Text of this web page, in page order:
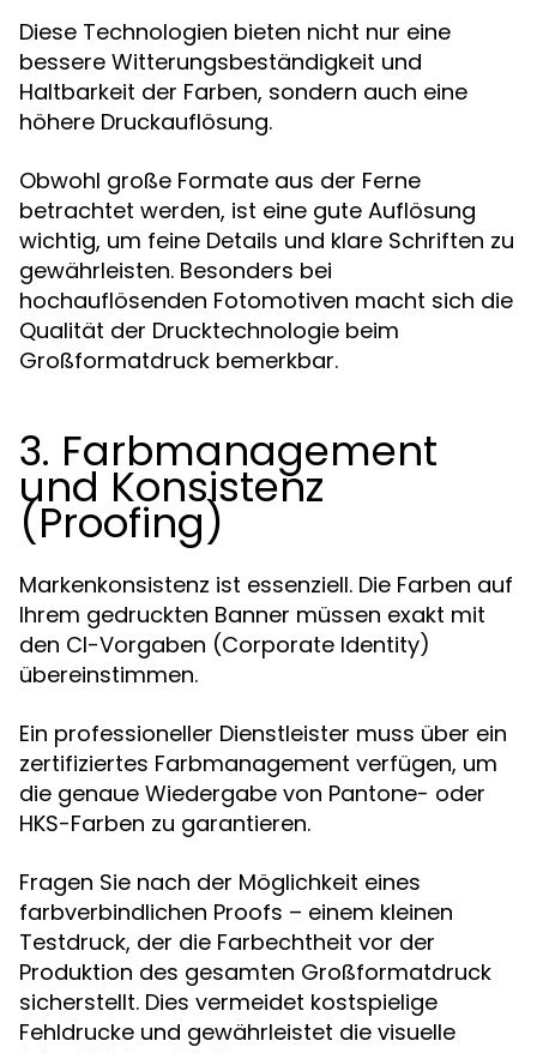
Diese Technologien bieten nicht nur eine
bessere Witterungsbeständigkeit und
Haltbarkeit der Farben, sondern auch eine
höhere Druckauflösung.
Obwohl große Formate aus der Ferne
betrachtet werden, ist eine gute Auflösung
wichtig, um feine Details und klare Schriften zu
gewährleisten. Besonders bei
hochauflösenden Fotomotiven macht sich die
Qualität der Drucktechnologie beim
Großformatdruck bemerkbar.
3. Farbmanagement
und Konsistenz
(Proofing)
Markenkonsistenz ist essenziell. Die Farben auf
Ihrem gedruckten Banner müssen exakt mit
den CI-Vorgaben (Corporate Identity)
übereinstimmen.
Ein professioneller Dienstleister muss über ein
zertifiziertes Farbmanagement verfügen, um
die genaue Wiedergabe von Pantone- oder
HKS-Farben zu garantieren.
Fragen Sie nach der Möglichkeit eines
farbverbindlichen Proofs – einem kleinen
Testdruck, der die Farbechtheit vor der
Produktion des gesamten Großformatdruck
sicherstellt. Dies vermeidet kostspielige
Fehldrucke und gewährleistet die visuelle